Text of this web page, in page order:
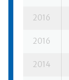
2016
2016
2014